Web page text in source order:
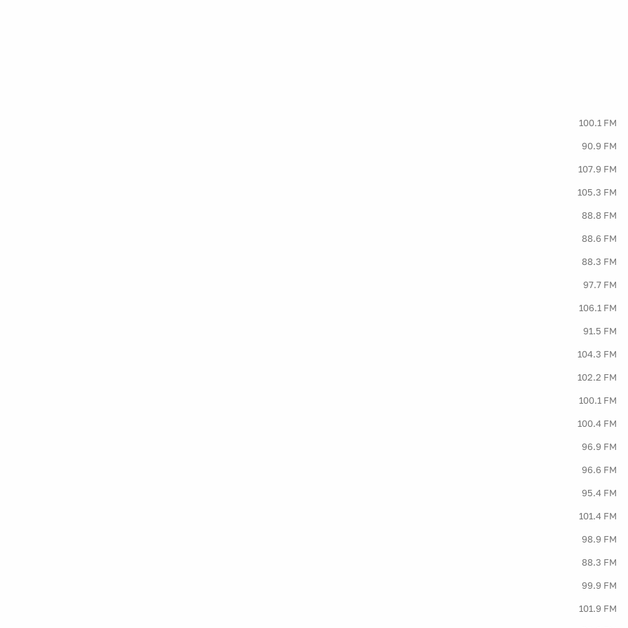
100.1 FM
90.9 FM
107.9 FM
105.3 FM
88.8 FM
88.6 FM
88.3 FM
97.7 FM
106.1 FM
91.5 FM
104.3 FM
102.2 FM
100.1 FM
100.4 FM
96.9 FM
96.6 FM
95.4 FM
101.4 FM
98.9 FM
88.3 FM
99.9 FM
101.9 FM